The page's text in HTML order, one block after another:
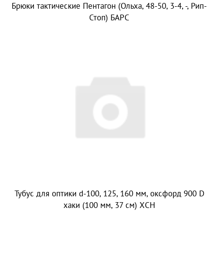
Брюки тактические Пентагон (Ольха, 48-50, 3-4, -, Рип-
Стоп) БАРС
Тубус для оптики d-100, 125, 160 мм, оксфорд 900 D
хаки (100 мм, 37 см) ХСН